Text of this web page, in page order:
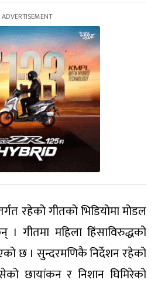
रहेको गीतको भिडियोमा मोडल
। गीतमा महिला हिंसाविरुद्धको
छ । सुन्दरमणिकै निर्देशन रहेको
छायांकन र निशान घिमिरेको